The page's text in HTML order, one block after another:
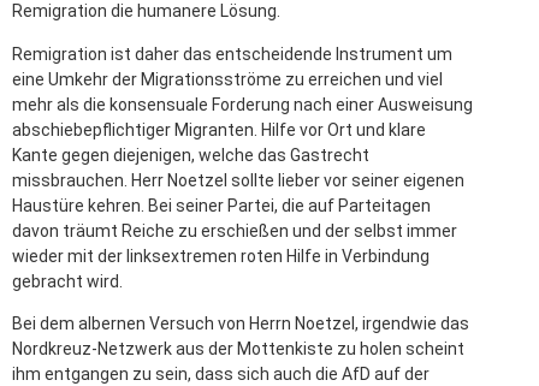
Remigration die humanere Lösung.
Remigration ist daher das entscheidende Instrument um
eine Umkehr der Migrationsströme zu erreichen und viel
mehr als die konsensuale Forderung nach einer Ausweisung
abschiebepflichtiger Migranten. Hilfe vor Ort und klare
Kante gegen diejenigen, welche das Gastrecht
missbrauchen. Herr Noetzel sollte lieber vor seiner eigenen
Haustüre kehren. Bei seiner Partei, die auf Parteitagen
davon träumt Reiche zu erschießen und der selbst immer
wieder mit der linksextremen roten Hilfe in Verbindung
gebracht wird.
Bei dem albernen Versuch von Herrn Noetzel, irgendwie das
Nordkreuz-Netzwerk aus der Mottenkiste zu holen scheint
ihm entgangen zu sein, dass sich auch die AfD auf der